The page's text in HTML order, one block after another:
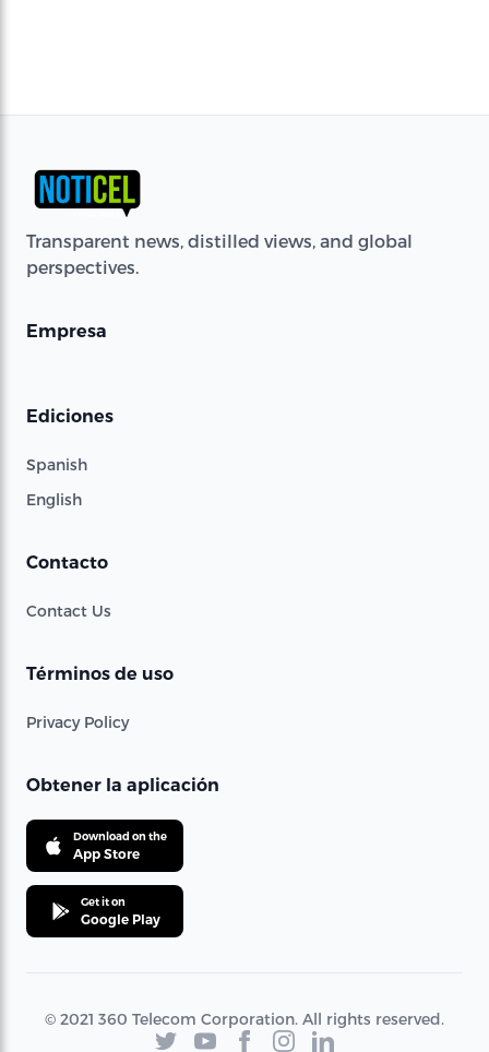
Transparent news, distilled views, and global
perspectives.
Empresa
Ediciones
Spanish
English
Contacto
Contact Us
Términos de uso
Privacy Policy
Obtener la aplicación
Download on the
App Store
Get it on
Google Play
© 2021 360 Telecom Corporation. All rights reserved.